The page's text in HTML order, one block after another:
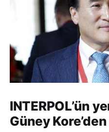
INTERPOL’ün
Güney Kore’den